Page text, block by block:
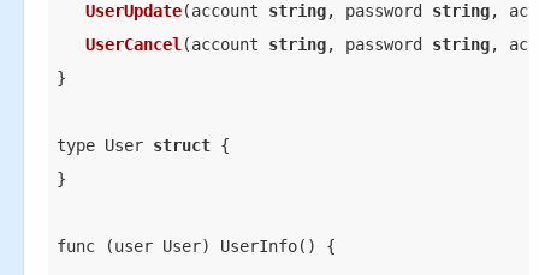
UserUpdate(account string, password string,
UserCancel(account string, password string,
}
type User struct {
}
func (user User) UserInfo() {